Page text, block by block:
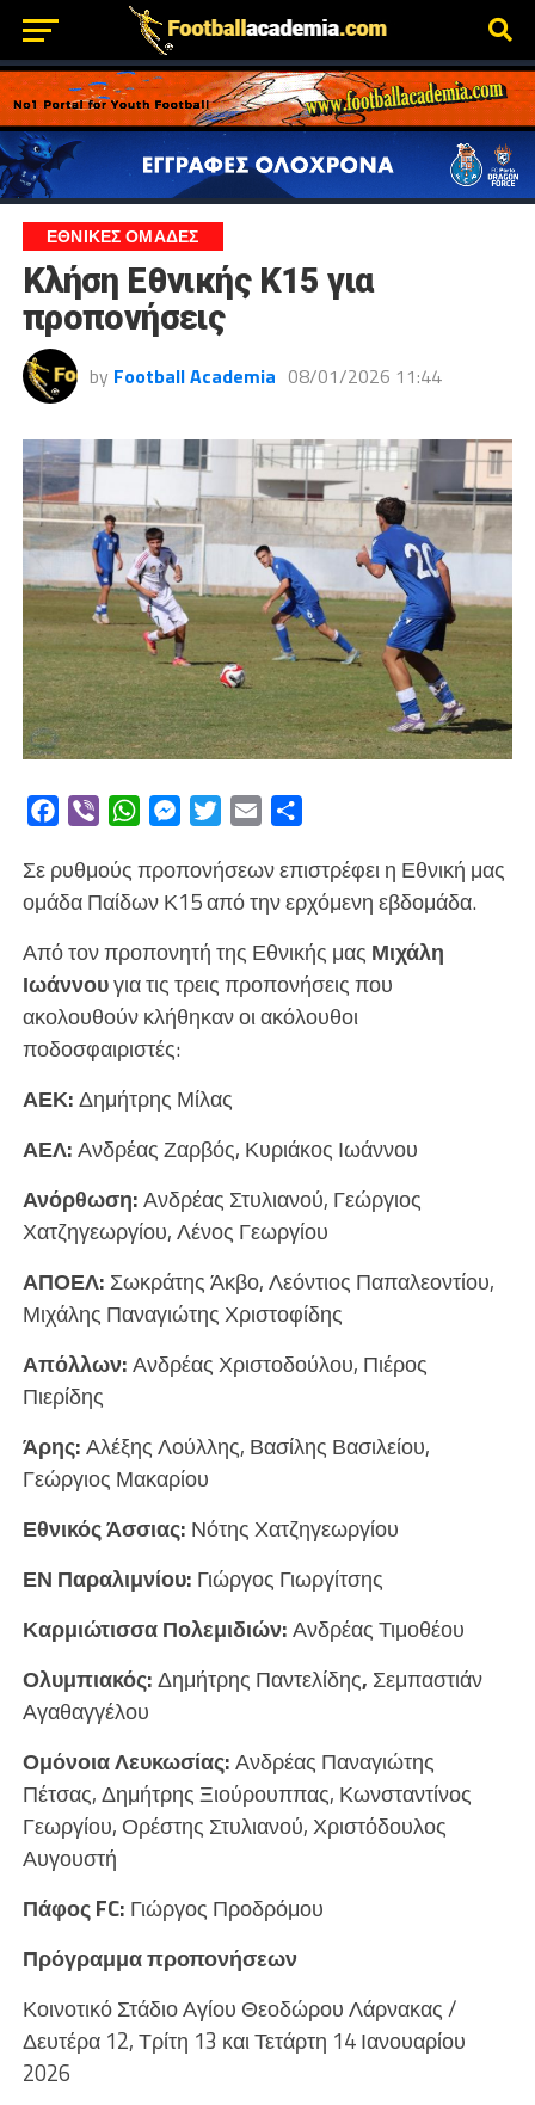
ΕΘΝΙΚΕΣ ΟΜΑΔΕΣ
Κλήση Εθνικής Κ15 για
προπονήσεις
by Football Academia 08/01/2026 11:44
Facebook
Viber WhatsAppMessengerTwitterEmail
Σε ρυθμούς προπονήσεων επιστρέφει η Εθνική μας
ομάδα Παίδων Κ15 από την ερχόμενη εβδομάδα.
Από τον προπονητή της Εθνικής μας Μιχάλη
Ιωάννουγια τις τρεις προπονήσεις που
ακολουθούν κλήθηκαν οι ακόλουθοι
ποδοσφαιριστές:
ΑΕΚ:Δημήτρης Μίλας
ΑΕΛ:Ανδρέας Ζαρβός, Κυριάκος Ιωάννου
Ανόρθωση:Ανδρέας Στυλιανού, Γεώργιος
Χατζηγεωργίου, Λένος Γεωργίου
ΑΠΟΕΛ: Σωκράτης Άκβο, Λεόντιος Παπαλεοντίου,
Μιχάλης Παναγιώτης Χριστοφίδης
Απόλλων:Ανδρέας Χριστοδούλου, Πιέρος
Πιερίδης
Άρης:Αλέξης Λούλλης, Βασίλης Βασιλείου,
Γεώργιος Μακαρίου
Εθνικός Άσσιας: Νότης Χατζηγεωργίου
ΕΝ Παραλιμνίου: Γιώργος Γιωργίτσης
Καρμιώτισσα Πολεμιδιών:Ανδρέας Τιμοθέου
Ολυμπιακός:Δημήτρης Παντελίδης, Σεμπαστιάν
Αγαθαγγέλου
Ομόνοια Λευκωσίας:Ανδρέας Παναγιώτης
Πέτσας,Δημήτρης Ξιούρουππας, Κωνσταντίνος
Γεωργίου, Ορέστης Στυλιανού, Χριστόδουλος
Αυγουστή
Πάφος FC: Γιώργος Προδρόμου
Πρόγραμμα προπονήσεων
Κοινοτικό Στάδιο Αγίου Θεοδώρου Λάρνακας /
Δευτέρα 12, Τρίτη 13 και Τετάρτη 14 Ιανουαρίου
2026